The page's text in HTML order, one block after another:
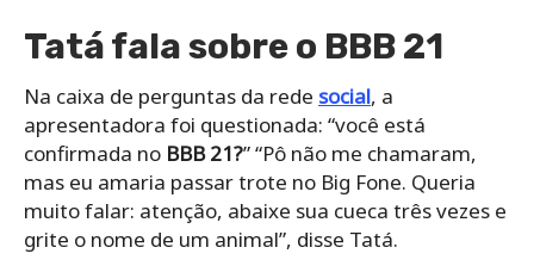
Tatá fala sobre o BBB 21
Na caixa de perguntas da rede social, a
apresentadora foi questionada: “você está
confirmada no BBB 21?” “Pô não me chamaram,
mas eu amaria passar trote no Big Fone. Queria
muito falar: atenção, abaixe sua cueca três vezes e
grite o nome de um animal”, disse Tatá.